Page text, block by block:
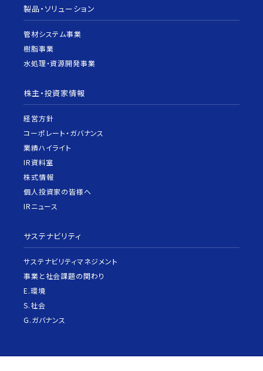
製品・ソリューション
管材システム事業
樹脂事業
水処理・資源開発事業
株主・投資家情報
経営方針
コーポレート・ガバナンス
業績ハイライト
IR資料室
株式情報
個人投資家の皆様へ
IRニュース
サステナビリティ
サステナビリティマネジメント
事業と社会課題の関わり
E.環境
S.社会
G.ガバナンス